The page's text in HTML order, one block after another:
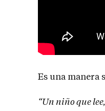
Es una manera
“Un niño que